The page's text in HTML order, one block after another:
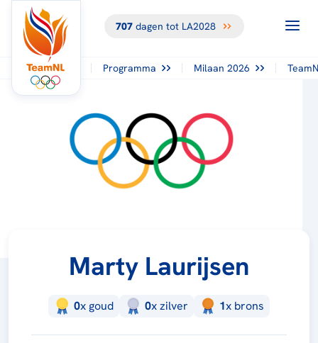
707dagen tot LA2028
Programma Milaan 2026
Marty Laurijsen
0x goud 0xzilver 1x brons